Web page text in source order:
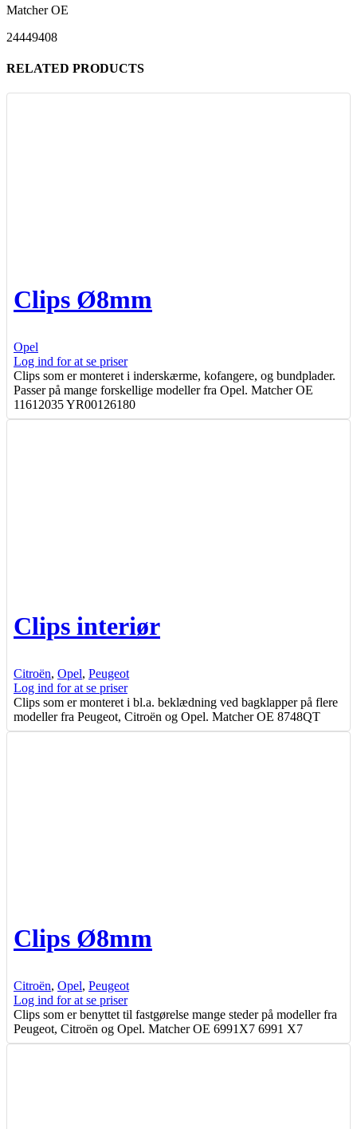
Matcher OE
24449408
RELATED PRODUCTS
Clips Ø8mm
Opel
Log ind for at se priser
Clips som er monteret i inderskærme, kofangere, og bundplader.
Passer på mange forskellige modeller fra Opel. Matcher OE
11612035 YR00126180
Clips interiør
Citroën, Opel, Peugeot
Log ind for at se priser
Clips som er monteret i bl.a. beklædning ved bagklapper på flere
modeller fra Peugeot, Citroën og Opel. Matcher OE 8748QT
Clips Ø8mm
Citroën, Opel, Peugeot
Log ind for at se priser
Clips som er benyttet til fastgørelse mange steder på modeller fra
Peugeot, Citroën og Opel. Matcher OE 6991X7 6991 X7